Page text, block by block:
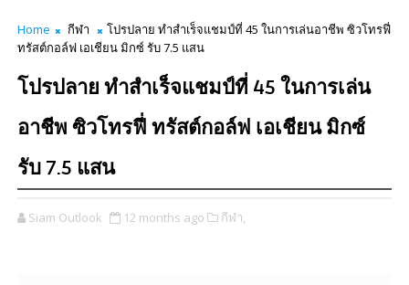
Home กีฬา
โปรปลาย ทำสำเร็จแชมป์ที่ 45 ในการเล่นอาชีพ ซิวโทรฟี่
ทรัสต์กอล์ฟ เอเชียน มิกซ์ รับ 7.5 แสน
โปรปลาย ทำสำเร็จแชมป์ที่ 45 ในการเล่น
อาชีพ ซิวโทรฟี่ ทรัสต์กอล์ฟ เอเชียน มิกซ์
รับ 7.5 แสน
Siam Outlook 12 months ago กีฬา,